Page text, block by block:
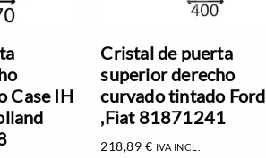
Case IH
Cristal de puerta
superior derecho
curvado tintado Ford
,Fiat 81871241
218,89 € IVA INCL.